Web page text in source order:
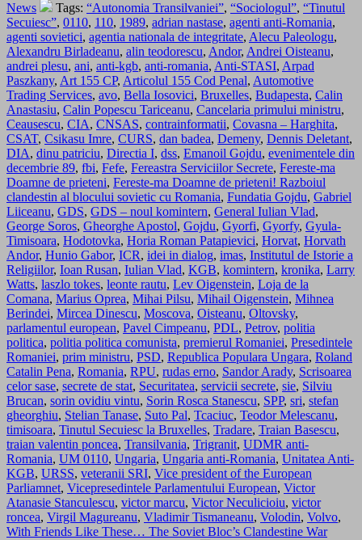
News
Tags: “Autonomia Transilvaniei”, “Sociologul”, “Tinutul
Secuiesc”, 0110, 110, 1989, adrian nastase, agenti anti-Romania,
agenti sovietici, agentia nationala de integritate, Alecu Paleologu,
Alexandru Birladeanu, alin teodorescu, Andor, Andrei Oisteanu,
andrei plesu, ani, anti-kgb, anti-romania, Anti-STASI, Arpad
Paszkany, Art 155 CP, Articolul 155 Cod Penal, Automotive
Trading Services, avo, Bella Iosovici, Bruxelles, Budapesta, Calin
Anastasiu, Calin Popescu Tariceanu, Cancelaria primului ministru,
Ceausescu, CIA, CNSAS, contrainformatii, Covasna – Harghita,
CSAT, Csikasu Imre, CURS, dan badea, Demeny, Dennis Deletant,
DIA, dinu patriciu, Directia I, dss, Emanoil Gojdu, evenimentele din
decembrie 89, fbi, Fefe, Fereastra Serviciilor Secrete, Fereste-ma
Doamne de prieteni, Fereste-ma Doamne de prieteni! Razboiul
clandestin al blocului sovietic cu Romania, Fundatia Gojdu, Gabriel
Liiceanu, GDS, GDS – noul komintern, General Iulian Vlad,
George Soros, Gheorghe Apostol, Gojdu, Gyorfi, Gyorfy, Gyula-
Timisoara, Hodotovka, Horia Roman Patapievici, Horvat, Horvath
Andor, Hunio Gabor, ICR, idei in dialog, imas, Institutul de Istorie a
Religiilor, Ioan Rusan, Iulian Vlad, KGB, komintern, kronika, Larry
Watts, laszlo tokes, leonte rautu, Lev Oigenstein, Loja de la
Comana, Marius Oprea, Mihai Pilsu, Mihail Oigenstein, Mihnea
Berindei, Mircea Dinescu, Moscova, Oisteanu, Oltovsky,
parlamentul european, Pavel Cimpeanu, PDL, Petrov, politia
politica, politia politica comunista, premierul Romaniei, Presedintele
Romaniei, prim ministru, PSD, Republica Populara Ungara, Roland
Catalin Pena, Romania, RPU, rudas erno, Sandor Arady, Scrisoarea
celor sase, secrete de stat, Securitatea, servicii secrete, sie, Silviu
Brucan, sorin ovidiu vintu, Sorin Rosca Stanescu, SPP, sri, stefan
gheorghiu, Stelian Tanase, Suto Pal, Tcaciuc, Teodor Melescanu,
timisoara, Tinutul Secuiesc la Bruxelles, Tradare, Traian Basescu,
traian valentin poncea, Transilvania, Trigranit, UDMR anti-
Romania, UM 0110, Ungaria, Ungaria anti-Romania, Unitatea Anti-
KGB, URSS, veteranii SRI, Vice president of the European
Parliamnet, Vicepresedintele Parlamentului European, Victor
Atanasie Stanculescu, victor marcu, Victor Neculicioiu, victor
roncea, Virgil Magureanu, Vladimir Tismaneanu, Volodin, Volvo,
With Friends Like These… The Soviet Bloc’s Clandestine War